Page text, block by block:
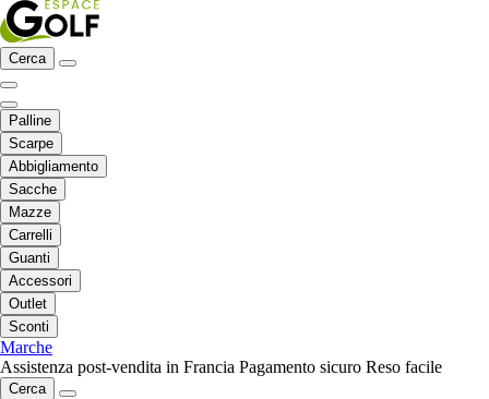
Cerca
Palline
Scarpe
Abbigliamento
Sacche
Mazze
Carrelli
Guanti
Accessori
Outlet
Sconti
Marche
Assistenza post-vendita in Francia Pagamento sicuro Reso facile
Cerca